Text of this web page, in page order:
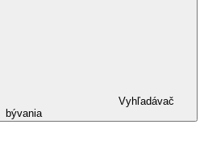
Vyhľadávač
bývania